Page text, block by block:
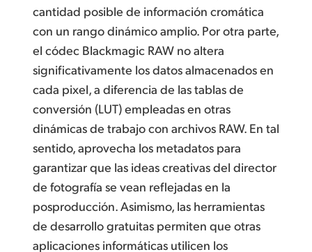
cantidad posible de información cromática
con un rango dinámico amplio. Por otra parte,
el códec Blackmagic RAW no altera
significativamente los datos almacenados en
cada pixel, a diferencia de las tablas de
conversión (LUT) empleadas en otras
dinámicas de trabajo con archivos RAW. En tal
sentido, aprovecha los metadatos para
garantizar que las ideas creativas del director
de fotografía se vean reflejadas en la
posproducción. Asimismo, las herramientas
de desarrollo gratuitas permiten que otras
aplicaciones informáticas utilicen los